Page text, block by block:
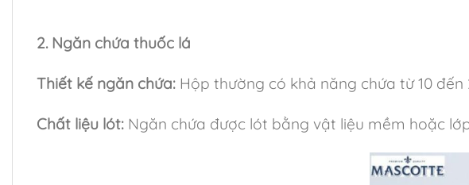
2. Ngăn chứa thuốc lá
Thiết kế ngăn chứa: Hộp thường có khả năng chứa từ 10
Chất liệu lót: Ngăn chứa được lót bằng vật liệu mềm hoặc